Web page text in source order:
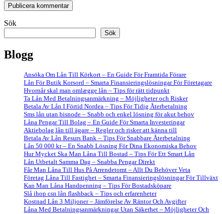
Sök
Sök
Blogg
Ansöka Om Lån Till Körkort – En Guide För Framtida Förare
Lån För Butik Korsord – Smarta Finansieringslösningar För Företagare
Hvornår skal man omlægge lån – Tips för rätt tidpunkt
Ta Lån Med Betalningsanmärkning – Möjligheter och Risker
Betala Av Lån I Förtid Nordea – Tips För Tidig Återbetalning
Sms lån utan bisnode – Snabb och enkel lösning för akut behov
Låna Pengar Till Bolag – En Guide För Smarta Investeringar
Aktiebolag lån till ägare – Regler och risker att känna till
Betala Av Lån Resurs Bank – Tips För Snabbare Återbetalning
Lån 50 000 kr – En Snabb Lösning För Dina Ekonomiska Behov
Hur Mycket Ska Man Låna Till Bostad – Tips För Ett Smart Lån
Lån Utbetalt Samma Dag – Snabba Pengar Direkt
Får Man Låna Till Hus På Arrendetomt – Allt Du Behöver Veta
Företag Låna Till Fastighet – Smarta Finansieringslösningar För Tillväxt
Kan Man Låna Handpenning – Tips För Bostadsköpare
Slå ihop csn lån flashback – Tips och erfarenheter
Kostnad Lån 3 Miljoner – Jämförelse Av Räntor Och Avgifter
Låna Med Betalningsanmärkningar Utan Säkerhet – Möjligheter Och